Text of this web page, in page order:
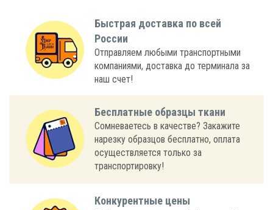
Быстрая доставка по всей
России
Отправляем любыми транспортными
компаниями, доставка до терминала за
наш счет!
Бесплатные образцы ткани
Сомневаетесь в качестве? Закажите
нарезку образцов бесплатно, оплата
осуществляется только за
транспортировку!
Конкурентные цены